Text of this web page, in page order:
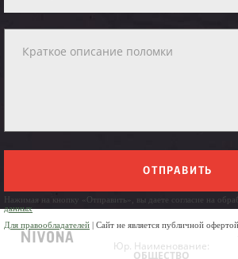
ОТПРАВИТЬ
Нажимая на кнопку «Отправить», вы даете согласие на
данных
Для правообладателей | Сайт не является публичной офертой.
Юр. Наименование:
ОБЩЕСТВО